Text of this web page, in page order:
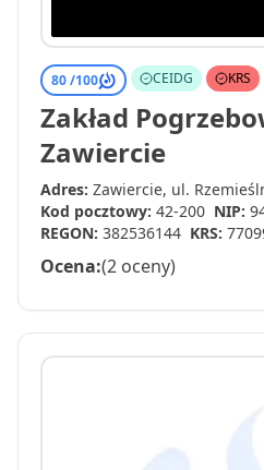
80 /100 CEIDG KRS
Zakład
Zawiercie
Adres: Zawiercie, ul.
Kod pocztowy: 42-200 NIP:
REGON: 382536144 KRS:
Ocena:(2 oceny)